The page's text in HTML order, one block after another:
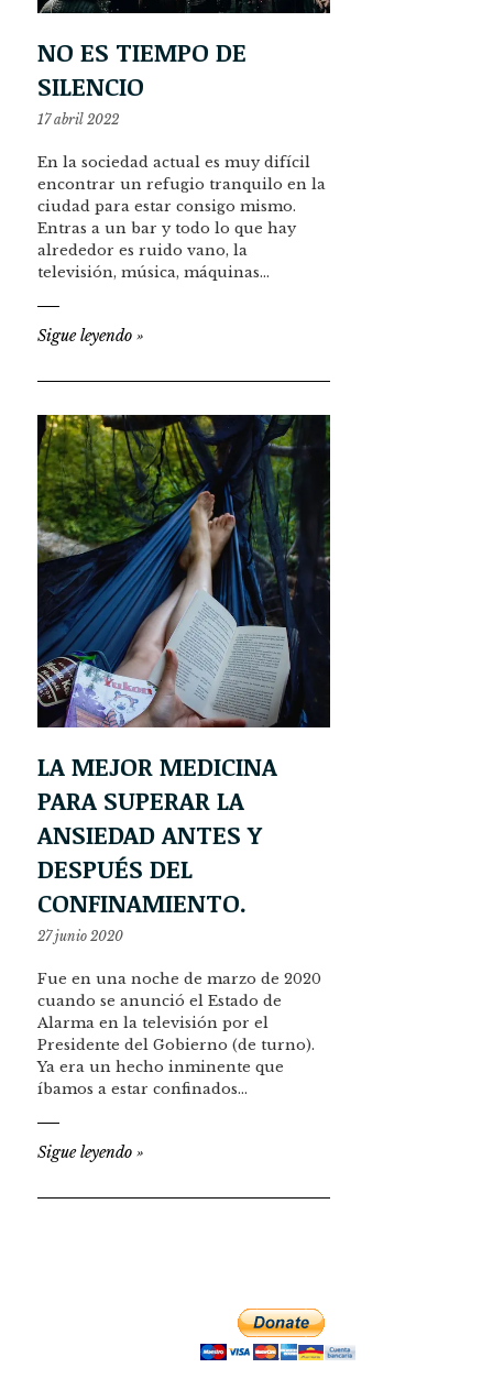
NO ES TIEMPO DE
SILENCIO
17 abril 2022
En la sociedad actual es muy difícil
encontrar un refugio tranquilo en la
ciudad para estar consigo mismo.
Entras a un bar y todo lo que hay
alrededor es ruido vano, la
televisión, música, máquinas…
Sigue leyendo »
LA MEJOR MEDICINA
PARA SUPERAR LA
ANSIEDAD ANTES Y
DESPUÉS DEL
CONFINAMIENTO.
27 junio 2020
Fue en una noche de marzo de 2020
cuando se anunció el Estado de
Alarma en la televisión por el
Presidente del Gobierno (de turno).
Ya era un hecho inminente que
íbamos a estar confinados…
Sigue leyendo »